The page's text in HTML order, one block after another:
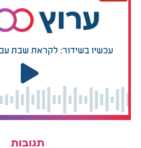
עכשיו בשידור: לקראת שבת עם
תגובות